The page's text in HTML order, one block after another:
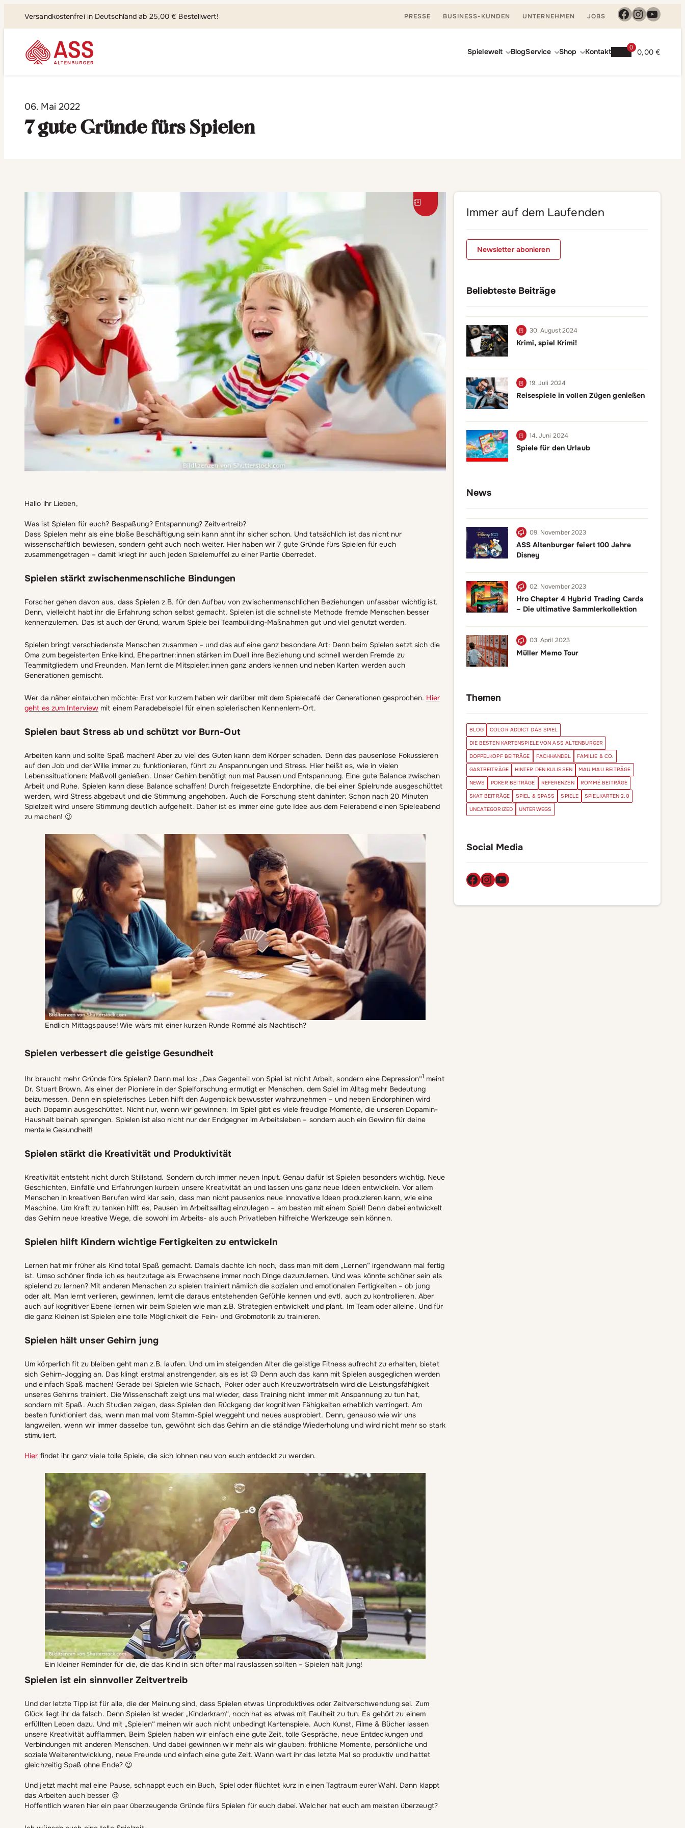
Versandkostenfrei in Deutschland ab 25,00 € Bestellwert! PRESSE BUSINESS-KUNDEN UNTERNEHMEN JOBS Facebook
Spielewelt BlogService Shop Kontakt 0
0,00 €
06. Mai 2022
7 gute Gründe fürs Spielen
Hallo ihr Lieben,
Was ist Spielen für euch? Bespaßung? Entspannung? Zeitvertreib?
Dass Spielen mehr als eine bloße Beschäftigung sein kann ahnt ihr sicher schon. Und tatsächlich ist das nicht nur
wissenschaftlich bewiesen, sondern geht auch noch weiter. Hier haben wir 7 gute Gründe fürs Spielen für euch
zusammengetragen – damit kriegt ihr auch jeden Spielemuffel zu einer Partie überredet.
Spielen stärkt zwischenmenschliche Bindungen
Forscher gehen davon aus, dass Spielen z.B. für den Aufbau von zwischenmenschlichen Beziehungen unfassbar wichtig ist.
Denn, vielleicht habt ihr die Erfahrung schon selbst gemacht, Spielen ist die schnellste Methode fremde Menschen besser
kennenzulernen. Das ist auch der Grund, warum Spiele bei Teambuilding-Maßnahmen gut und viel genutzt werden.
Spielen bringt verschiedenste Menschen zusammen – und das auf eine ganz besondere Art: Denn beim Spielen setzt sich die
Oma zum begeisterten Enkelkind, Ehepartner:innen stärken im Duell ihre Beziehung und schnell werden Fremde zu
Teammitgliedern und Freunden. Man lernt die Mitspieler:innen ganz anders kennen und neben Karten werden auch
Generationen gemischt.
Wer da näher eintauchen möchte: Erst vor kurzem haben wir darüber mit dem Spielecafé der Generationen gesprochen. Hier
geht es zum Interview mit einem Paradebeispiel für einen spielerischen Kennenlern-Ort.
Spielen baut Stress ab und schützt vor Burn-Out
Arbeiten kann und sollte Spaß machen! Aber zu viel des Guten kann dem Körper schaden. Denn das pausenlose Fokussieren
auf den Job und der Wille immer zu funktionieren, führt zu Anspannungen und Stress. Hier heißt es, wie in vielen
Lebenssituationen: Maßvoll genießen. Unser Gehirn benötigt nun mal Pausen und Entspannung. Eine gute Balance zwischen
Arbeit und Ruhe. Spielen kann diese Balance schaffen! Durch freigesetzte Endorphine, die bei einer Spielrunde ausgeschüttet
werden, wird Stress abgebaut und die Stimmung angehoben. Auch die Forschung steht dahinter: Schon nach 20 Minuten
Spielzeit wird unsere Stimmung deutlich aufgehellt. Daher ist es immer eine gute Idee aus dem Feierabend einen Spieleabend
zu machen! 😉
Endlich Mittagspause! Wie wärs mit einer kurzen Runde Rommé als Nachtisch?
Spielen verbessert die geistige Gesundheit
Ihr braucht mehr Gründe fürs Spielen? Dann mal los: „Das Gegenteil von Spiel ist nicht Arbeit, sondern eine Depression“1 meint
Dr. Stuart Brown. Als einer der Pioniere in der Spielforschung ermutigt er Menschen, dem Spiel im Alltag mehr Bedeutung
beizumessen. Denn ein spielerisches Leben hilft den Augenblick bewusster wahrzunehmen – und neben Endorphinen wird
auch Dopamin ausgeschüttet. Nicht nur, wenn wir gewinnen: Im Spiel gibt es viele freudige Momente, die unseren Dopamin-
Haushalt beinah sprengen. Spielen ist also nicht nur der Endgegner im Arbeitsleben – sondern auch ein Gewinn für deine
mentale Gesundheit!
Spielen stärkt die Kreativität und Produktivität
Kreativität entsteht nicht durch Stillstand. Sondern durch immer neuen Input. Genau dafür ist Spielen besonders wichtig. Neue
Geschichten, Einfälle und Erfahrungen kurbeln unsere Kreativität an und lassen uns ganz neue Ideen entwickeln. Vor allem
Menschen in kreativen Berufen wird klar sein, dass man nicht pausenlos neue innovative Ideen produzieren kann, wie eine
Maschine. Um Kraft zu tanken hilft es, Pausen im Arbeitsalltag einzulegen – am besten mit einem Spiel! Denn dabei entwickelt
das Gehirn neue kreative Wege, die sowohl im Arbeits- als auch Privatleben hilfreiche Werkzeuge sein können.
Spielen hilft Kindern wichtige Fertigkeiten zu entwickeln
Lernen hat mir früher als Kind total Spaß gemacht. Damals dachte ich noch, dass man mit dem „Lernen“ irgendwann mal fertig
ist. Umso schöner finde ich es heutzutage als Erwachsene immer noch Dinge dazuzulernen. Und was könnte schöner sein als
spielend zu lernen? Mit anderen Menschen zu spielen trainiert nämlich die sozialen und emotionalen Fertigkeiten – ob jung
oder alt. Man lernt verlieren, gewinnen, lernt die daraus entstehenden Gefühle kennen und evtl. auch zu kontrollieren. Aber
auch auf kognitiver Ebene lernen wir beim Spielen wie man z.B. Strategien entwickelt und plant. Im Team oder alleine. Und für
die ganz Kleinen ist Spielen eine tolle Möglichkeit die Fein- und Grobmotorik zu trainieren.
Spielen hält unser Gehirn jung
Um körperlich fit zu bleiben geht man z.B. laufen. Und um im steigenden Alter die geistige Fitness aufrecht zu erhalten, bietet
sich Gehirn-Jogging an. Das klingt erstmal anstrengender, als es ist 😉 Denn auch das kann mit Spielen ausgeglichen werden
und einfach Spaß machen! Gerade bei Spielen wie Schach, Poker oder auch Kreuzworträtseln wird die Leistungsfähigkeit
unseres Gehirns trainiert. Die Wissenschaft zeigt uns mal wieder, dass Training nicht immer mit Anspannung zu tun hat,
sondern mit Spaß. Auch Studien zeigen, dass Spielen den Rückgang der kognitiven Fähigkeiten erheblich verringert. Am
besten funktioniert das, wenn man mal vom Stamm-Spiel weggeht und neues ausprobiert. Denn, genauso wie wir uns
langweilen, wenn wir immer dasselbe tun, gewöhnt sich das Gehirn an die ständige Wiederholung und wird nicht mehr so stark
stimuliert.
Hier findet ihr ganz viele tolle Spiele, die sich lohnen neu von euch entdeckt zu werden.
Ein kleiner Reminder für die, die das Kind in sich öfter mal rauslassen sollten – Spielen hält jung!
Spielen ist ein sinnvoller Zeitvertreib
Und der letzte Tipp ist für alle, die der Meinung sind, dass Spielen etwas Unproduktives oder Zeitverschwendung sei. Zum
Glück liegt ihr da falsch. Denn Spielen ist weder „Kinderkram“, noch hat es etwas mit Faulheit zu tun. Es gehört zu einem
erfüllten Leben dazu. Und mit „Spielen“ meinen wir auch nicht unbedingt Kartenspiele. Auch Kunst, Filme & Bücher lassen
unsere Kreativität aufflammen. Beim Spielen haben wir einfach eine gute Zeit, tolle Gespräche, neue Entdeckungen und
Verbindungen mit anderen Menschen. Und dabei gewinnen wir mehr als wir glauben: fröhliche Momente, persönliche und
soziale Weiterentwicklung, neue Freunde und einfach eine gute Zeit. Wann wart ihr das letzte Mal so produktiv und hattet
gleichzeitig Spaß ohne Ende? 😉
Und jetzt macht mal eine Pause, schnappt euch ein Buch, Spiel oder flüchtet kurz in einen Tagtraum eurer Wahl. Dann klappt
das Arbeiten auch besser 😉
Hoffentlich waren hier ein paar überzeugende Gründe fürs Spielen für euch dabei. Welcher hat euch am meisten überzeugt?
Immer auf dem Laufenden
Newsletter abonieren
Beliebteste Beiträge
30. August 2024
Krimi, spiel Krimi!
19. Juli 2024
Reisespiele in vollen Zügen genießen
14. Juni 2024
Spiele für den Urlaub
News
09. November 2023
ASS Altenburger feiert 100 Jahre
Disney
02. November 2023
Hro Chapter 4 Hybrid Trading Cards
– Die ultimative Sammlerkollektion
03. April 2023
Müller Memo Tour
Themen
BLOG
COLOR ADDICT DAS SPIEL
DIE BESTEN KARTENSPIELE VON ASS ALTENBURGER
DOPPELKOPF BEITRÄGE
FACHHANDEL
FAMILIE & CO.
GASTBEITRÄGE
HINTER DEN KULISSEN
MAU MAU BEITRÄGE
NEWS
POKER BEITRÄGE REFERENZEN
ROMMÉ BEITRÄGE
SKAT BEITRÄGE
SPIEL & SPASS SPIELE
SPIELKARTEN 2.0
UNCATEGORIZED
UNTERWEGS
Social Media
Facebook
Instagram
YouTube